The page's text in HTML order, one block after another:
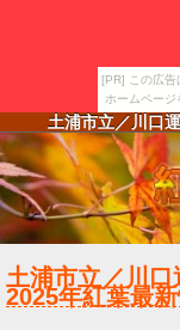
[PR] この広告
ホームページ
土浦市立／川口
土浦市立／川
2025年紅葉最